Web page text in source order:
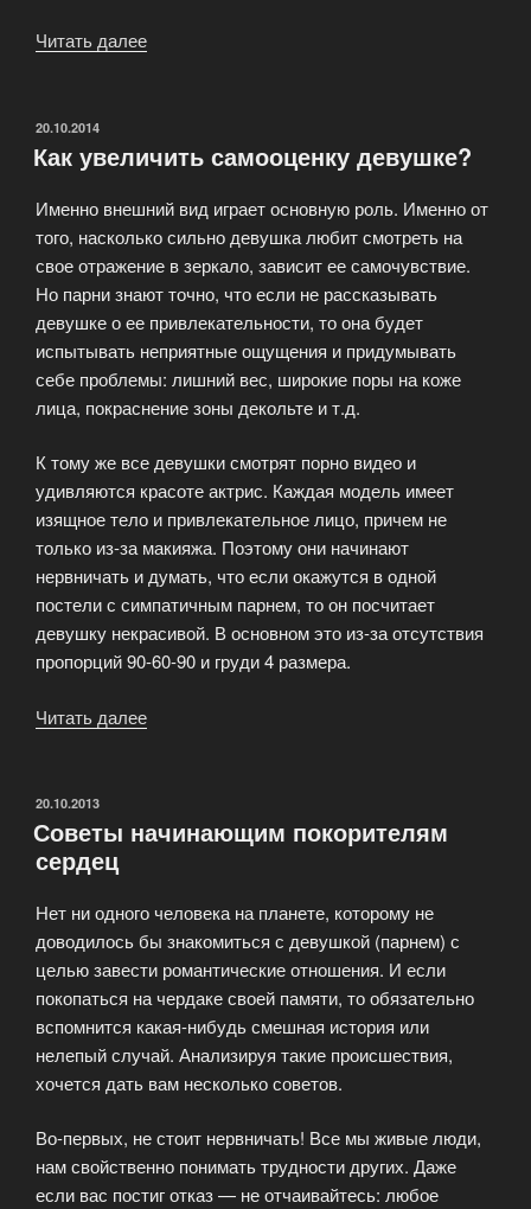
Читать далее
ОПУБЛИКОВАНО
20.10.2014
Как увеличить самооценку девушке?
Именно внешний вид играет основную роль. Именно от
того, насколько сильно девушка любит смотреть на
свое отражение в зеркало, зависит ее самочувствие.
Но парни знают точно, что если не рассказывать
девушке о ее привлекательности, то она будет
испытывать неприятные ощущения и придумывать
себе проблемы: лишний вес, широкие поры на коже
лица, покраснение зоны декольте и т.д.
К тому же все девушки смотрят порно видео и
удивляются красоте актрис. Каждая модель имеет
изящное тело и привлекательное лицо, причем не
только из-за макияжа. Поэтому они начинают
нервничать и думать, что если окажутся в одной
постели с симпатичным парнем, то он посчитает
девушку некрасивой. В основном это из-за отсутствия
пропорций 90-60-90 и груди 4 размера.
Читать далее
ОПУБЛИКОВАНО
20.10.2013
Советы начинающим покорителям
сердец
Нет ни одного человека на планете, которому не
доводилось бы знакомиться с девушкой (парнем) с
целью завести романтические отношения. И если
покопаться на чердаке своей памяти, то обязательно
вспомнится какая-нибудь смешная история или
нелепый случай. Анализируя такие происшествия,
хочется дать вам несколько советов.
Во-первых, не стоит нервничать! Все мы живые люди,
нам свойственно понимать трудности других. Даже
если вас постиг отказ — не отчаивайтесь: любое